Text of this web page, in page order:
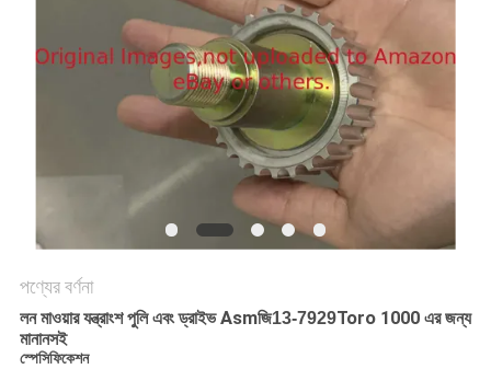
PRIVACY
পণ্যের বর্ণনা
লন মাওয়ার যন্ত্রাংশ পুলি এবং ড্রাইভ Asmজি13-7929Toro 1000 এর জন্য
মানানসই
স্পেসিফিকেশন